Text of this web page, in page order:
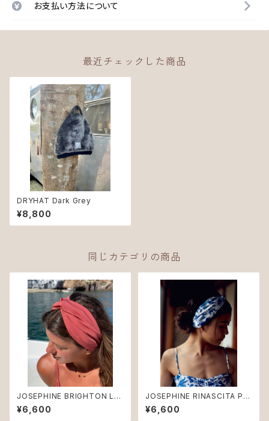
お支払い方法について
最近チェックした商品
DRYHAT Dark Grey
¥8,800
同じカテゴリの商品
JOSEPHINE BRIGHTON Lan
d ♻︎
¥6,600
JOSEPHINE RINASCITA Pai
sley
¥6,600